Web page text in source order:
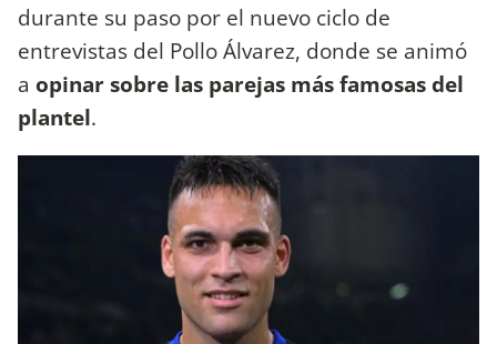
durante su paso por el nuevo ciclo de
entrevistas del Pollo Álvarez, donde se animó
a opinar sobre las parejas más famosas del
plantel.